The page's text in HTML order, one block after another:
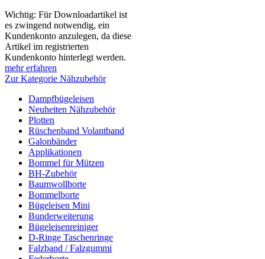
Wichtig: Für Downloadartikel ist
es zwingend notwendig, ein
Kundenkonto anzulegen, da diese
Artikel im registrierten
Kundenkonto hinterlegt werden.
mehr erfahren
Zur Kategorie Nähzubehör
Dampfbügeleisen
Neuheiten Nähzubehör
Plotten
Rüschenband Volantband
Galonbänder
Applikationen
Bommel für Mützen
BH-Zubehör
Baumwollborte
Bommelborte
Bügeleisen Mini
Bunderweiterung
Bügeleisenreiniger
D-Ringe Taschenringe
Falzband / Falzgummi